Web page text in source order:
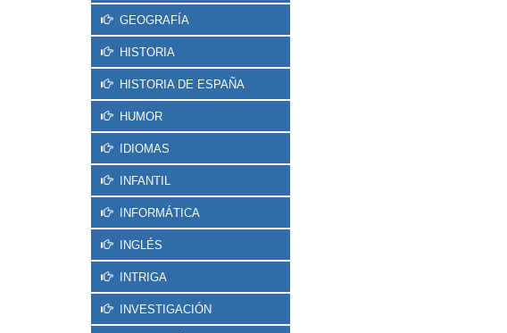
GEOGRAFÍA
HISTORIA
HISTORIA DE ESPAÑA
HUMOR
IDIOMAS
INFANTIL
INFORMÁTICA
INGLÉS
INTRIGA
INVESTIGACIÓN